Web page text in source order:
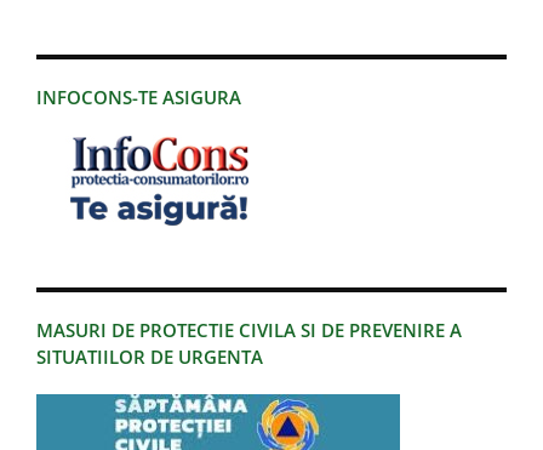
INFOCONS-TE ASIGURA
MASURI DE PROTECTIE CIVILA SI DE PREVENIRE A
SITUATIILOR DE URGENTA